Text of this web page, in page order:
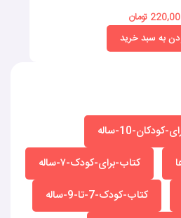
تومان
به سبد خرید
10-ساله
کتاب-برای-کودک-۷-ساله
کتاب-کودک-7-تا-9-ساله